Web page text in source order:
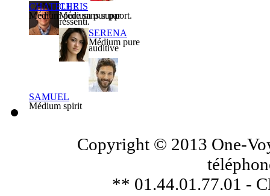
CHATELLE
Médium pure sans support.
CHRIS
Médium pur par
ressenti.
SERENA
Médium pure
auditive
SAMUEL
Médium spirit
Copyright © 2013 One-
** 01.44.01.77.01 -